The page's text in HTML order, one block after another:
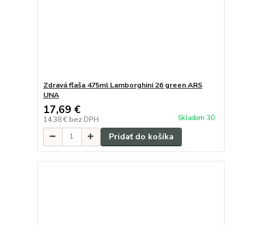
Zdravá fľaša 475ml Lamborghini 26 green ARS
UNA
17,69 €
14,38 € bez DPH Skladom 30
Pridať do košíka